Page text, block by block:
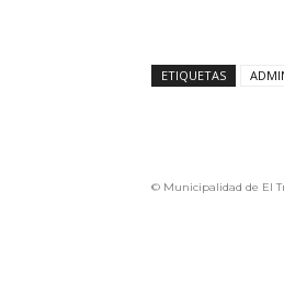
ETIQUETAS
© Municipalidad de El